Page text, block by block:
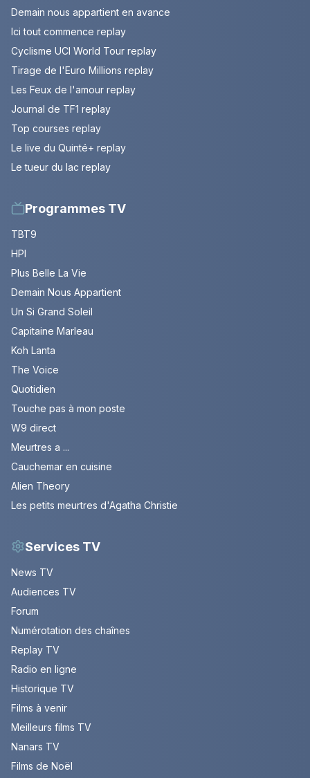
Demain nous appartient en avance
Ici tout commence replay
Cyclisme UCI World Tour replay
Tirage de l'Euro Millions replay
Les Feux de l'amour replay
Journal de TF1 replay
Top courses replay
Le live du Quinté+ replay
Le tueur du lac replay
Programmes TV
TBT9
HPI
Plus Belle La Vie
Demain Nous Appartient
Un Si Grand Soleil
Capitaine Marleau
Koh Lanta
The Voice
Quotidien
Touche pas à mon poste
W9 direct
Meurtres a ...
Cauchemar en cuisine
Alien Theory
Les petits meurtres d'Agatha Christie
Services TV
News TV
Audiences TV
Forum
Numérotation des chaînes
Replay TV
Radio en ligne
Historique TV
Films à venir
Meilleurs films TV
Nanars TV
Films de Noël